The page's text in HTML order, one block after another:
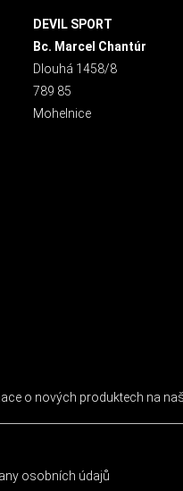
DEVIL SPORT
Bc. Marcel Chantúr
Dlouhá 1458/8
789 85
Mohelnice
o nových produktech na
osobních údajů